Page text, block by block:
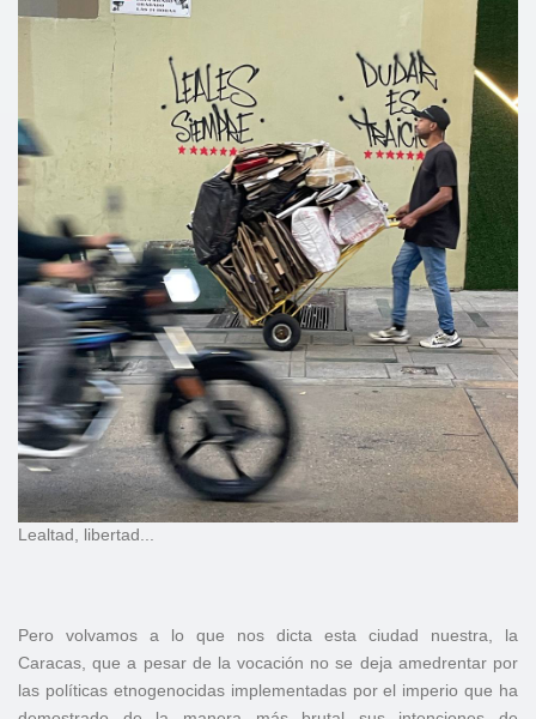
Lealtad, libertad...
Pero volvamos a lo que nos dicta esta ciudad nuestra, la
Caracas, que a pesar de la vocación no se deja amedrentar por
las políticas etnogenocidas implementadas por el imperio que ha